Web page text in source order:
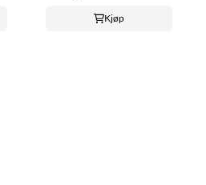
Kjøp